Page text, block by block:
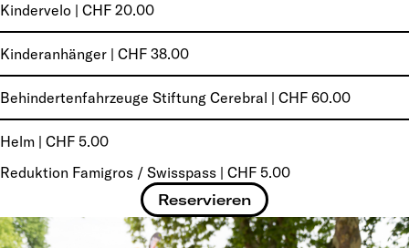
Kindervelo | CHF 20.00
Kinderanhänger | CHF 38.00
Behindertenfahrzeuge Stiftung Cerebral | CHF 60.00
Helm | CHF 5.00
Reduktion Famigros / Swisspass | CHF 5.00
Reservieren